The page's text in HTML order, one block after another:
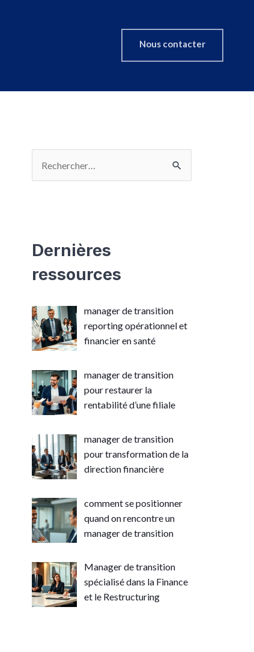
Nous contacter
Dernières
ressources
manager de transition
reporting opérationnel et
financier en santé
manager de transition
pour restaurer la
rentabilité d’une filiale
manager de transition
pour transformation de la
direction financière
comment se positionner
quand on rencontre un
manager de transition
Manager de transition
spécialisé dans la Finance
et le Restructuring